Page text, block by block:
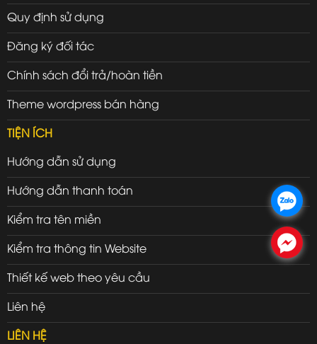
Quy định sử dụng
Đăng ký đối tác
Chính sách đổi trả/hoàn tiền
Theme wordpress bán hàng
TIỆN ÍCH
Hướng dẫn sử dụng
Hướng dẫn thanh toán
Kiểm tra tên miền
Kiểm tra thông tin Website
Thiết kế web theo yêu cầu
Liên hệ
LIÊN HỆ
.
.